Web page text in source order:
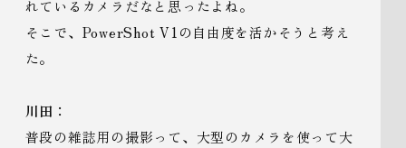
れているカメラだなと思ったよね。
そこで、PowerShot V1の自由度を活かそうと考え
た。
川田：
普段の雑誌用の撮影って、大型のカメラを使って大